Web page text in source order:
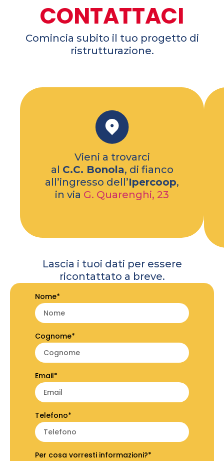
CONTATTACI
Comincia subito il tuo progetto di
ristrutturazione.
Vieni a trovarci
al C.C. Bonola, di fianco
all’ingresso dell’Ipercoop,
in via G. Quarenghi, 23
Lascia i tuoi dati per essere
ricontattato a breve.
Nome*
Cognome*
Email*
Telefono*
Per cosa vorresti informazioni?*